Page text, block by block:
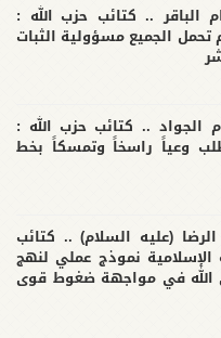
الباقر .. كتائب حزب الله :
تحمل الجميع مسؤولية الثبات
الجواد .. كتائب حزب الله :
وعياً راسخاً وتمسكاً بخط
(عليه السلام) .. كتائب
الإسلامية نموذج عملي لنهج
الله في مواجهة ضغوط قوى